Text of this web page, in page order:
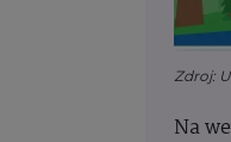
Zdroj:
Na